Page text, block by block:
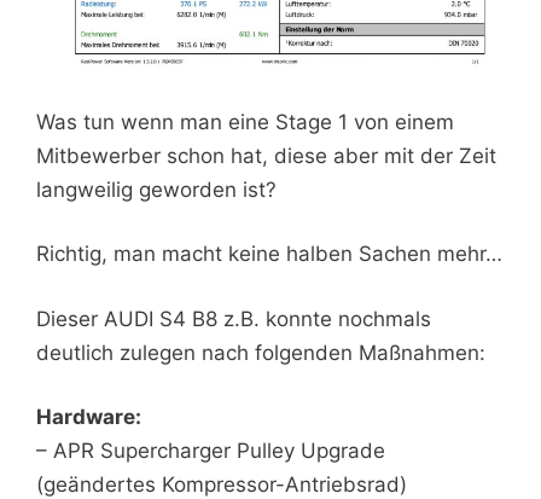
Was tun wenn man eine Stage 1 von einem
Mitbewerber schon hat, diese aber mit der Zeit
langweilig geworden ist?
Richtig, man macht keine halben Sachen mehr…
Dieser AUDI S4 B8 z.B. konnte nochmals
deutlich zulegen nach folgenden Maßnahmen:
Hardware:
– APR Supercharger Pulley Upgrade
(geändertes Kompressor-Antriebsrad)